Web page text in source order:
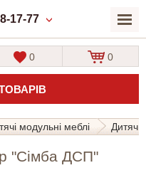
17-77
0 0
модульні меблі
"Сімба ДСП"